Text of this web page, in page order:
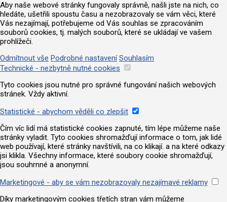
Aby naše webové stránky fungovaly správně, našli jste na nich, co
hledáte, ušetřili spoustu času a nezobrazovaly se vám věci, které
Vás nezajímají, potřebujeme od Vás souhlas se zpracováním
souborů cookies, tj. malých souborů, které se ukládají ve vašem
prohlížeči.
Odmítnout vše Podrobné nastavení Souhlasím
Technické - nezbytně nutné cookies
Tyto cookies jsou nutné pro správné fungování našich webových
stránek. Vždy aktivní.
Statistické - abychom věděli co zlepšit
Čím víc lidí má statistické cookies zapnuté, tím lépe můžeme naše
stránky vyladit. Tyto cookies shromažďují informace o tom, jak lidé
web používají, které stránky navštívili, na co klikají. a na které odkazy
jsi klikla. Všechny informace, které soubory cookie shromažďují,
jsou souhrnné a anonymní.
Marketingové - aby se vám nezobrazovaly nezajímavé reklamy
Díky marketingovým cookies třetích stran vám můžeme